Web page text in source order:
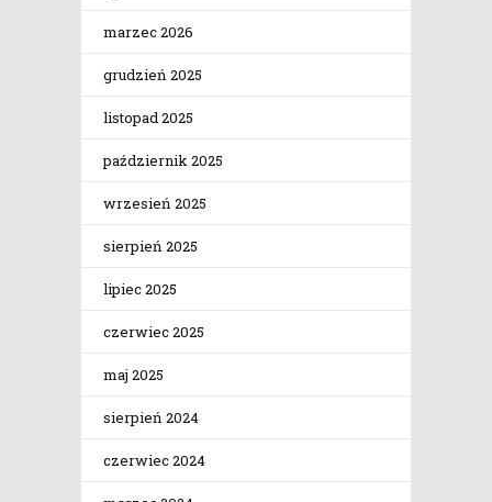
marzec 2026
grudzień 2025
listopad 2025
październik 2025
wrzesień 2025
sierpień 2025
lipiec 2025
czerwiec 2025
maj 2025
sierpień 2024
czerwiec 2024